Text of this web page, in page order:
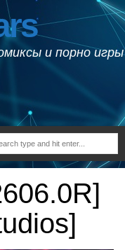
и порно игры